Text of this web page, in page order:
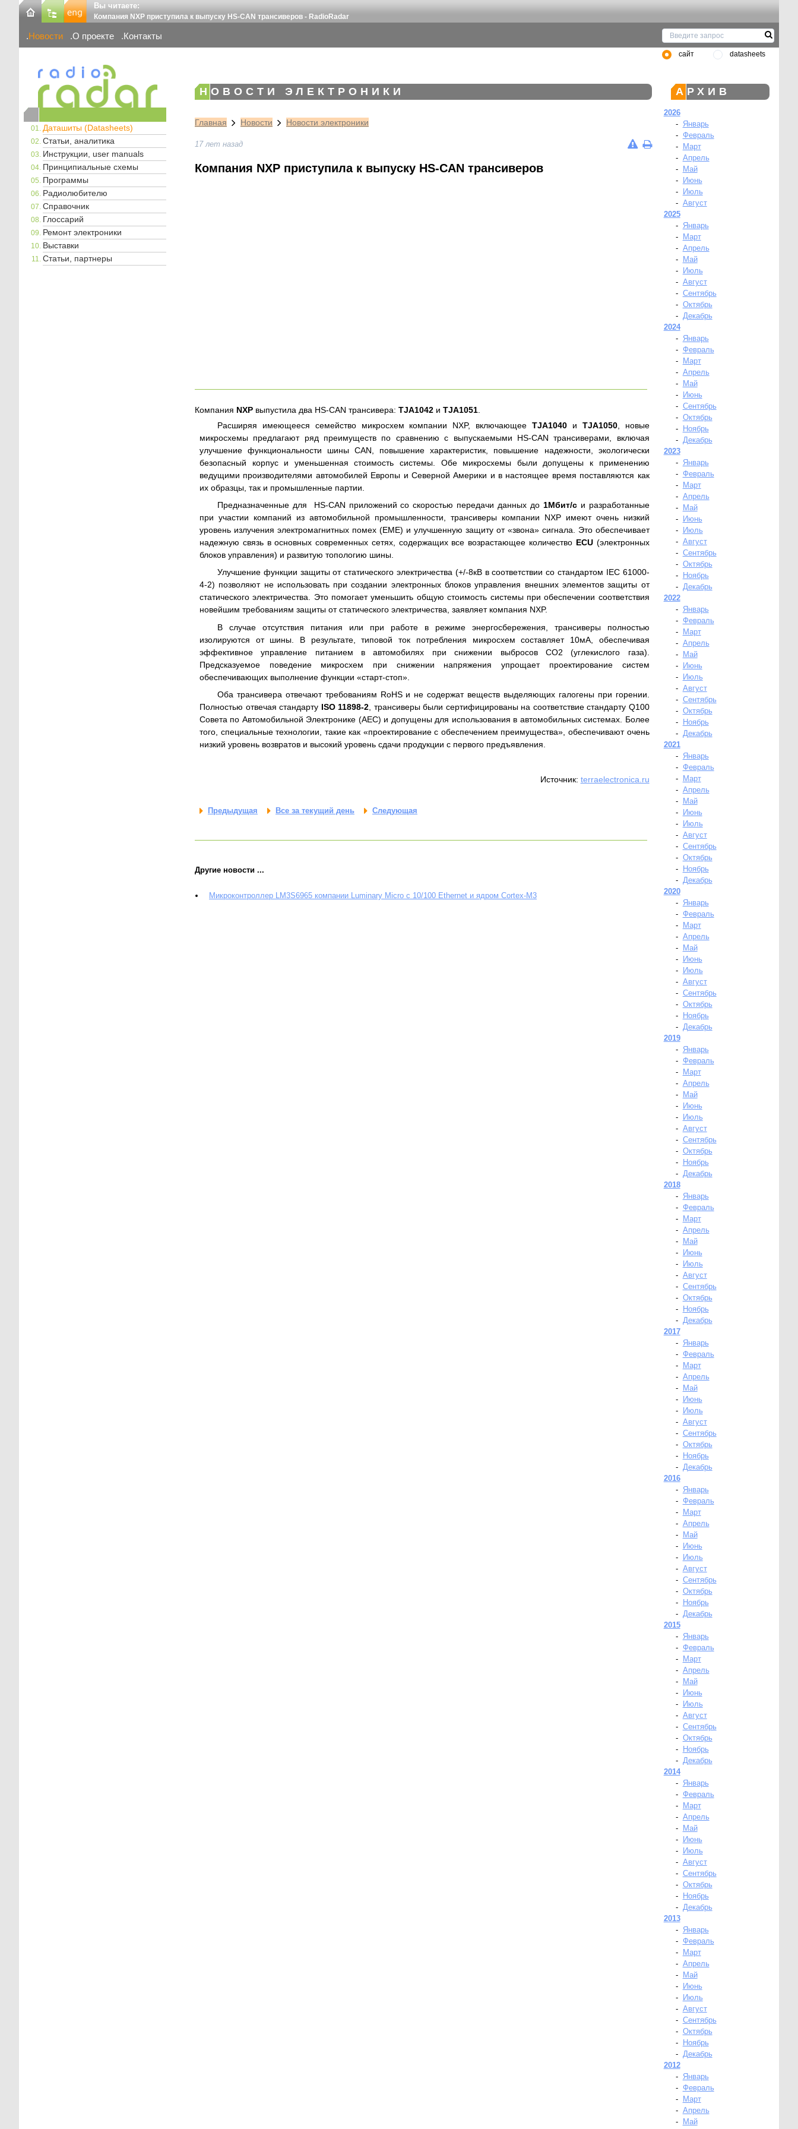
Вы читаете:
Компания NXP приступила к выпуску HS-CAN трансиверов - RadioRadar
Новости О проекте Контакты
сайт datasheets
Даташиты (Datasheets)
Статьи, аналитика
Инструкции, user manuals
Принципиальные схемы
Программы
Радиолюбителю
Справочник
Глоссарий
Ремонт электроники
Выставки
Статьи, партнеры
НОВОСТИ ЭЛЕКТРОНИКИ
Главная Новости Новости электроники
17 лет назад
Компания NXP приступила к выпуску HS-CAN трансиверов
Компания NXP выпустила два HS-CAN трансивера: TJA1042 и TJA1051.
Расширяя имеющееся семейство микросхем компании NXP, включающееTJA1040 и TJA1050, новые
микросхемы предлагают ряд преимуществ по сравнению с выпускаемыми HS-CAN трансиверами, включая
улучшение функциональности шины CAN, повышение характеристик, повышение надежности, экологически
безопасный корпус и уменьшенная стоимость системы. Обе микросхемы были допущены к применению
ведущими производителями автомобилей Европы и Северной Америки и в настоящее время поставляются как
их образцы, так и промышленные партии.
Предназначенные для HS-CAN приложений со скоростью передачи данных до 1Мбит/си разработанные
при участии компаний из автомобильной промышленности, трансиверы компании NXP имеют очень низкий
уровень излучения электромагнитных помех (EME) и улучшенную защиту от «звона» сигнала. Это обеспечивает
надежную связь в основных современных сетях, содержащих все возрастающее количество ECU(электронных
блоков управления) и развитую топологию шины.
Улучшение функции защиты от статического электричества (+/-8кВ в соответствии со стандартом IEC 61000-
4-2) позволяют не использовать при создании электронных блоков управления внешних элементов защиты от
статического электричества. Это помогает уменьшить общую стоимость системы при обеспечении соответствия
новейшим требованиям защиты от статического электричества, заявляет компания NXP.
В случае отсутствия питания или при работе в режиме энергосбережения, трансиверы полностью
изолируются от шины. В результате, типовой ток потребления микросхем составляет 10мА, обеспечивая
эффективное управление питанием в автомобилях при снижении выбросов CO2 (углекислого газа).
Предсказуемое поведение микросхем при снижении напряжения упрощает проектирование систем
обеспечивающих выполнение функции «старт-стоп».
Оба трансивера отвечают требованиям RoHS и не содержат веществ выделяющих галогены при горении.
Полностью отвечая стандарту ISO 11898-2 , трансиверы были сертифицированы на соответствие стандарту Q100
Совета по Автомобильной Электронике (AEC) и допущены для использования в автомобильных системах. Более
того, специальные технологии, такие как «проектирование с обеспечением преимущества», обеспечивают очень
низкий уровень возвратов и высокий уровень сдачи продукции с первого предъявления.
Источник: terraelectronica.ru
Предыдущая Все за текущий день Следующая
Другие новости ...
Микроконтроллер LM3S6965 компании Luminary Micro c 10/100 Ethernet и ядром Cortex-M3
АРХИВ
2026
-
Январь
- Февраль
-
Март
- Апрель
-
Май
-
Июнь
-
Июль
- Август
2025
-
Январь
-
Март
- Апрель
-
Май
-
Июль
- Август
- Сентябрь
- Октябрь
- Декабрь
2024
-
Январь
- Февраль
-
Март
- Апрель
-
Май
-
Июнь
- Сентябрь
- Октябрь
-
Ноябрь
- Декабрь
2023
-
Январь
- Февраль
-
Март
- Апрель
-
Май
-
Июнь
-
Июль
- Август
- Сентябрь
- Октябрь
-
Ноябрь
- Декабрь
2022
-
Январь
- Февраль
-
Март
- Апрель
-
Май
-
Июнь
-
Июль
- Август
- Сентябрь
- Октябрь
-
Ноябрь
- Декабрь
2021
-
Январь
- Февраль
-
Март
- Апрель
-
Май
-
Июнь
-
Июль
- Август
- Сентябрь
- Октябрь
-
Ноябрь
- Декабрь
2020
-
Январь
- Февраль
-
Март
- Апрель
-
Май
-
Июнь
-
Июль
- Август
- Сентябрь
- Октябрь
-
Ноябрь
- Декабрь
2019
-
Январь
- Февраль
-
Март
- Апрель
-
Май
-
Июнь
-
Июль
- Август
- Сентябрь
- Октябрь
-
Ноябрь
- Декабрь
2018
-
Январь
- Февраль
-
Март
- Апрель
-
Май
-
Июнь
-
Июль
- Август
- Сентябрь
- Октябрь
-
Ноябрь
- Декабрь
2017
-
Январь
- Февраль
-
Март
- Апрель
-
Май
-
Июнь
-
Июль
- Август
- Сентябрь
- Октябрь
-
Ноябрь
- Декабрь
2016
-
Январь
- Февраль
-
Март
- Апрель
-
Май
-
Июнь
-
Июль
- Август
- Сентябрь
- Октябрь
-
Ноябрь
- Декабрь
2015
-
Январь
- Февраль
-
Март
- Апрель
-
Май
-
Июнь
-
Июль
- Август
- Сентябрь
- Октябрь
-
Ноябрь
- Декабрь
2014
-
Январь
- Февраль
-
Март
- Апрель
-
Май
-
Июнь
-
Июль
- Август
- Сентябрь
- Октябрь
-
Ноябрь
- Декабрь
2013
-
Январь
- Февраль
-
Март
- Апрель
-
Май
-
Июнь
-
Июль
- Август
- Сентябрь
- Октябрь
-
Ноябрь
- Декабрь
2012
-
Январь
- Февраль
-
Март
- Апрель
-
Май